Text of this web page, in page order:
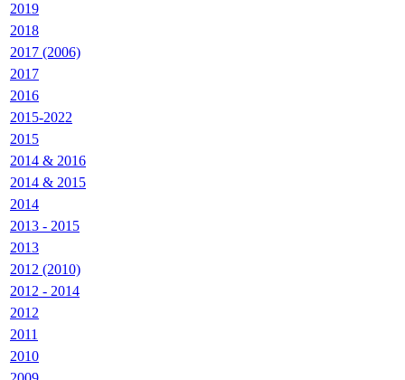
2019
2018
2017 (2006)
2017
2016
2015-2022
2015
2014 & 2016
2014 & 2015
2014
2013 - 2015
2013
2012 (2010)
2012 - 2014
2012
2011
2010